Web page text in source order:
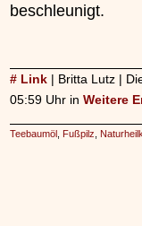
beschleunigt.
# Link | Britta Lutz |
05:59 Uhr in Weitere
Teebaumöl Fußpilz